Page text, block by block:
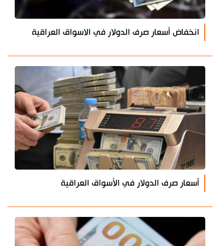
انخفاض أسعار صرف الدولار في الاسواق العراقية
أسعار صرف الدولار في الأسواق العراقية